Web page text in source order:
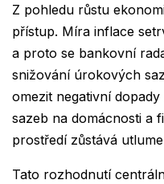
Z pohledu růstu
přístup. Míra inflace
a proto se bankovní
snižování úrokových
omezit negativní
sazeb na domácnosti a
prostředí zůstává
Tato rozhodnutí